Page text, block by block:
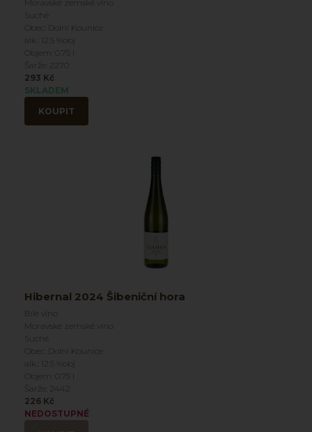
Moravské zemské víno
Suché
Obec: Dolní Kounice
alk.: 12.5 %obj
Objem: 0.75 l
Šarže: 2270
293 Kč
SKLADEM
KOUPIT
Hibernal 2024 Šibeniční hora
Bílé víno
Moravské zemské víno
Suché
Obec: Dolní Kounice
alk.: 12.5 %obj
Objem: 0.75 l
Šarže: 2442
226 Kč
NEDOSTUPNÉ